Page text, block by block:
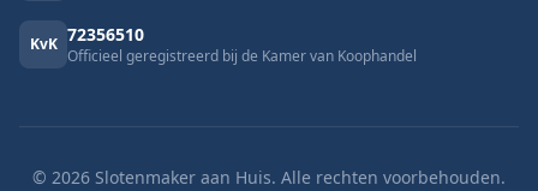
KvK 72356510
Officieel geregistreerd bij de Kamer van Koophandel
© 2026 Slotenmaker aan Huis. Alle rechten voorbehouden.